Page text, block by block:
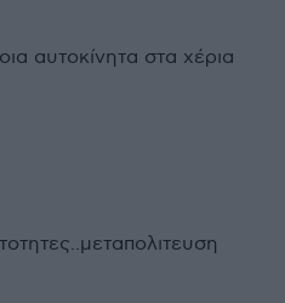
αυτοκίνητα στα χέρια